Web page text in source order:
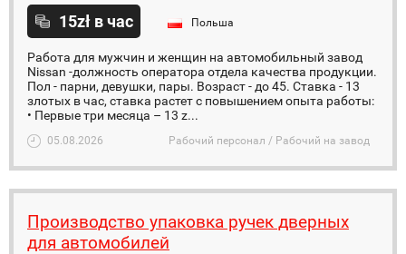
15zł в час Польша
Работа для мужчин и женщин на автомобильный завод
Nissan -должность оператора отдела качества продукции.
Пол - парни, девушки, пары. Возраст - до 45. Ставка - 13
злотых в час, ставка растет с повышением опыта работы:
• Первые три месяца – 13 z...
05.08.2026 Рабочий персонал / Рабочий на завод
Производство упаковка ручек дверных
для автомобилей